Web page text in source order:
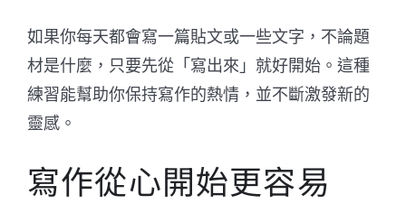
如果你每天都會寫一篇貼文或一些文字，不論題
材是什麼，只要先從「寫出來」就好開始。這種
練習能幫助你保持寫作的熱情，並不斷激發新的
靈感。
寫作從心開始更容易